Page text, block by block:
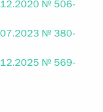
№ 506-
№ 380-
№ 569-